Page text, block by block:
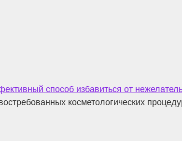
способ избавиться от
косметологических